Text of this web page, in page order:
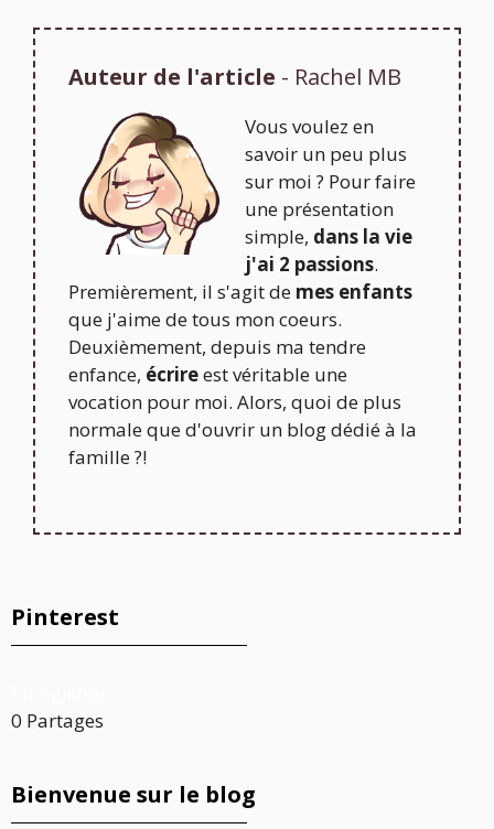
Auteur de l'article - Rachel MB
Vous voulez en
savoir un peu plus
sur moi ? Pour faire
une présentation
simple, dans la vie
j'ai 2 passions.
Premièrement, il s'agit de mes enfants
que j'aime de tous mon coeurs.
Deuxièmement, depuis ma tendre
enfance, écrireest véritable une
vocation pour moi. Alors, quoi de plus
normale que d'ouvrir un blog dédié à la
famille ?!
Pinterest
0 Partages
Bienvenue sur le blog